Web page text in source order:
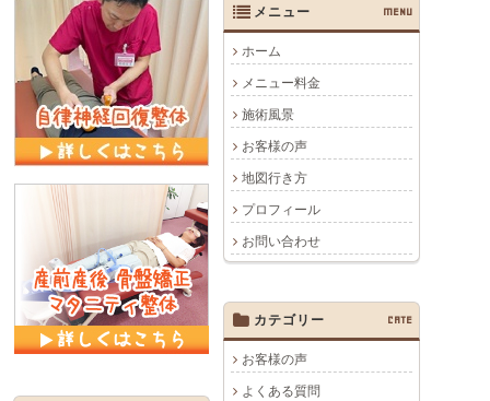
メニュー MENU
ホーム
メニュー料金
施術風景
お客様の声
地図行き方
プロフィール
お問い合わせ
カテゴリー CATE
お客様の声
よくある質問